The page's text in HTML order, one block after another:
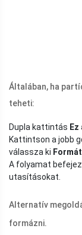
Általában, ha
teheti:
Dupla kattintás Ez
Kattintson a jobb
válassza ki
A folyamat
utasításokat.
Alternatív
formázni.